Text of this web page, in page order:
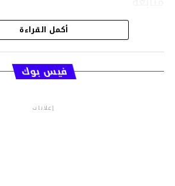
قسم الاخبار
أكمل القراءة
فيس بوك
إعلانات